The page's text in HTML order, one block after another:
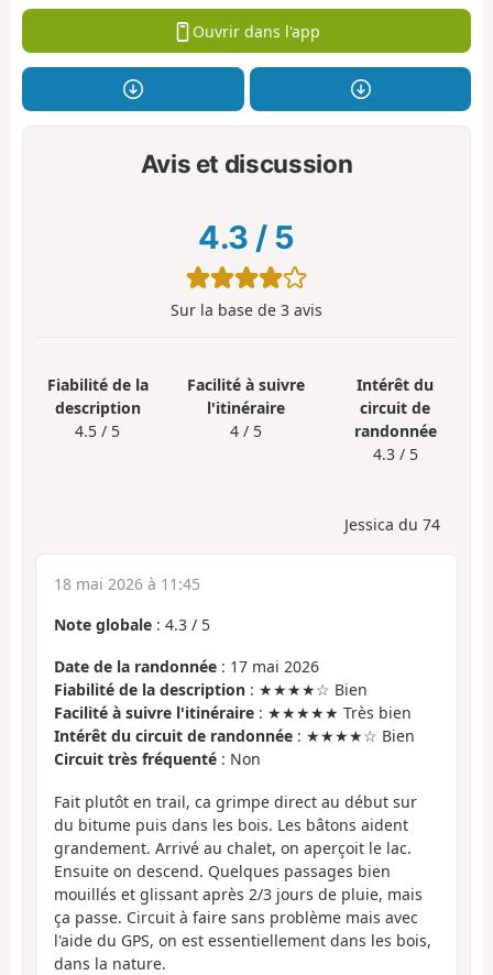
Ouvrir dans l'app
Avis et discussion
4.3 / 5
Sur la base de 3 avis
Fiabilité de la
description
4.5 / 5
Facilité à suivre
l'itinéraire
4 / 5
Intérêt du
circuit de
randonnée
4.3 / 5
Jessica du 74
18 mai 2026 à 11:45
Note globale : 4.3 / 5
Date de la randonnée : 17 mai 2026
Fiabilité de la description : ★★★★☆ Bien
Facilité à suivre l'itinéraire : ★★★★★ Très bien
Intérêt du circuit de randonnée : ★★★★☆ Bien
Circuit très fréquenté : Non
Fait plutôt en trail, ca grimpe direct au début sur
du bitume puis dans les bois. Les bâtons aident
grandement. Arrivé au chalet, on aperçoit le lac.
Ensuite on descend. Quelques passages bien
mouillés et glissant après 2/3 jours de pluie, mais
ça passe. Circuit à faire sans problème mais avec
l'aide du GPS, on est essentiellement dans les bois,
dans la nature.